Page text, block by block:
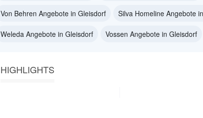
Von Behren Angebote in Gleisdorf Silva Homeline Angebote
Weleda Angebote in Gleisdorf Vossen Angebote in Gleisdorf
HIGHLIGHTS